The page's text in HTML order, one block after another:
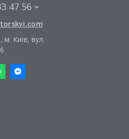
47 56
м. Київ, вул.